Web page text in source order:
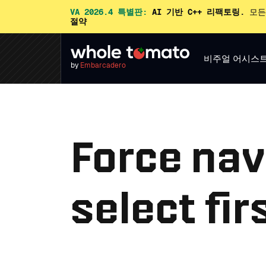
VA 2026.4 특별판: AI 기반 C++ 리팩토링.
모
절약
by Embarcadero
비주얼 어시스
Force
select